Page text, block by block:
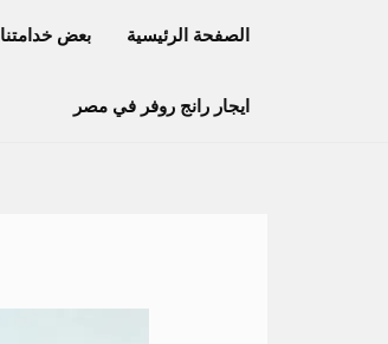
الصفحة الرئيسية بعض خدامتنا
ايجار رانج روفر في مصر